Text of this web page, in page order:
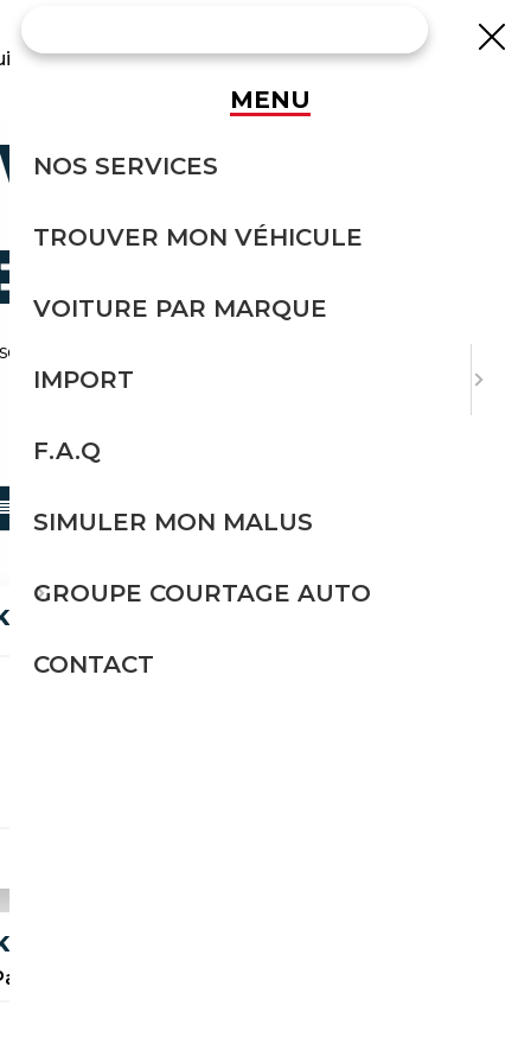
330
3 depuis l'Allemagne.
SHZ/TOTW/SPUR/KAMERA/R19
SHZ/TOTW/SPUR/KAMERA/R20
Sport, Palett...
MENU
NOS SERVICES
TROUVER MON VÉHICULE
VOITURE PAR MARQUE
IMPORT
F.A.Q
SIMULER MON MALUS
GROUPE COURTAGE AUTO
CONTACT